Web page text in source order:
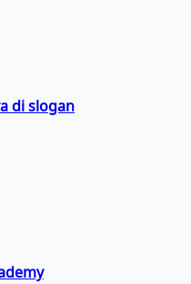
di slogan